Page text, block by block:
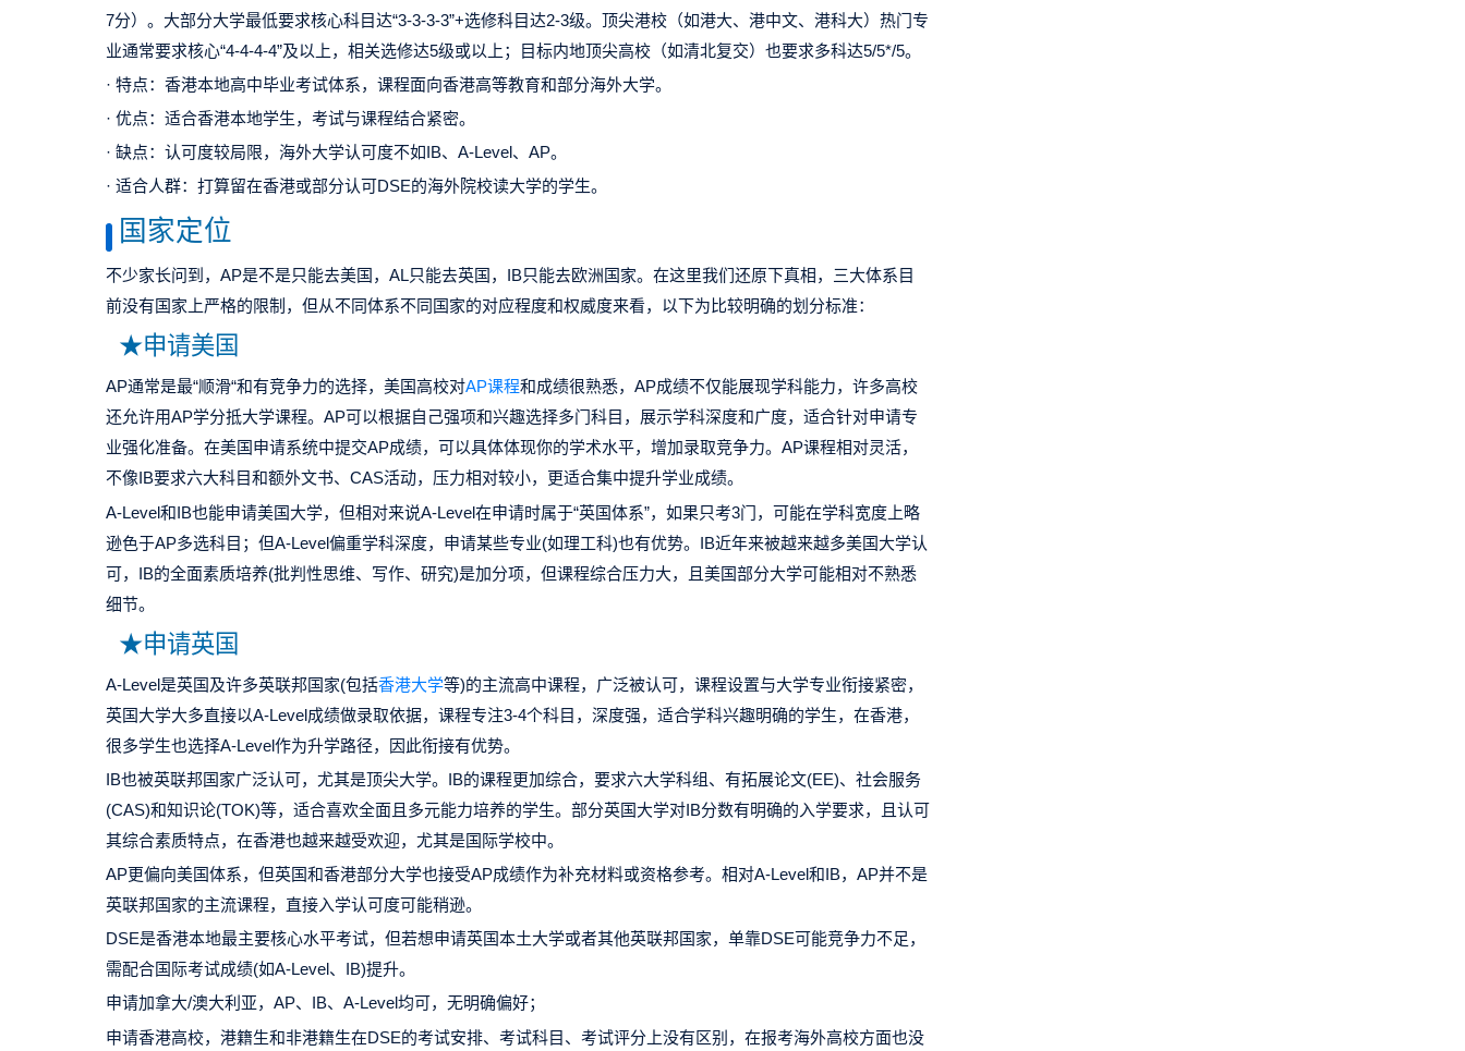
7分）。大部分大学最低要求核心科目达“3-3-3-3”+选修科目达2-3级。顶尖港校（如港大、港中文、港科大）热门专
业通常要求核心“4-4-4-4”及以上，相关选修达5级或以上；目标内地顶尖高校（如清北复交）也要求多科达5/5*/5。
· 特点：香港本地高中毕业考试体系，课程面向香港高等教育和部分海外大学。
· 优点：适合香港本地学生，考试与课程结合紧密。
· 缺点：认可度较局限，海外大学认可度不如IB、A-Level、AP。
· 适合人群：打算留在香港或部分认可DSE的海外院校读大学的学生。
国家定位
不少家长问到，AP是不是只能去美国，AL只能去英国，IB只能去欧洲国家。在这里我们还原下真相，三大体系目
前没有国家上严格的限制，但从不同体系不同国家的对应程度和权威度来看，以下为比较明确的划分标准：
★申请美国
AP通常是最“顺滑“和有竞争力的选择，美国高校对AP课程和成绩很熟悉，AP成绩不仅能展现学科能力，许多高校
还允许用AP学分抵大学课程。AP可以根据自己强项和兴趣选择多门科目，展示学科深度和广度，适合针对申请专
业强化准备。在美国申请系统中提交AP成绩，可以具体体现你的学术水平，增加录取竞争力。AP课程相对灵活，
不像IB要求六大科目和额外文书、CAS活动，压力相对较小，更适合集中提升学业成绩。
A-Level和IB也能申请美国大学，但相对来说A-Level在申请时属于“英国体系”，如果只考3门，可能在学科宽度上略
逊色于AP多选科目；但A-Level偏重学科深度，申请某些专业(如理工科)也有优势。IB近年来被越来越多美国大学认
可，IB的全面素质培养(批判性思维、写作、研究)是加分项，但课程综合压力大，且美国部分大学可能相对不熟悉
细节。
★申请英国
A-Level是英国及许多英联邦国家(包括香港大学等)的主流高中课程，广泛被认可，课程设置与大学专业衔接紧密，
英国大学大多直接以A-Level成绩做录取依据，课程专注3-4个科目，深度强，适合学科兴趣明确的学生，在香港，
很多学生也选择A-Level作为升学路径，因此衔接有优势。
IB也被英联邦国家广泛认可，尤其是顶尖大学。IB的课程更加综合，要求六大学科组、有拓展论文(EE)、社会服务
(CAS)和知识论(TOK)等，适合喜欢全面且多元能力培养的学生。部分英国大学对IB分数有明确的入学要求，且认可
其综合素质特点，在香港也越来越受欢迎，尤其是国际学校中。
AP更偏向美国体系，但英国和香港部分大学也接受AP成绩作为补充材料或资格参考。相对A-Level和IB，AP并不是
英联邦国家的主流课程，直接入学认可度可能稍逊。
DSE是香港本地最主要核心水平考试，但若想申请英国本土大学或者其他英联邦国家，单靠DSE可能竞争力不足，
需配合国际考试成绩(如A-Level、IB)提升。
申请加拿大/澳大利亚，AP、IB、A-Level均可，无明确偏好；
申请香港高校，港籍生和非港籍生在DSE的考试安排、考试科目、考试评分上没有区别，在报考海外高校方面也没